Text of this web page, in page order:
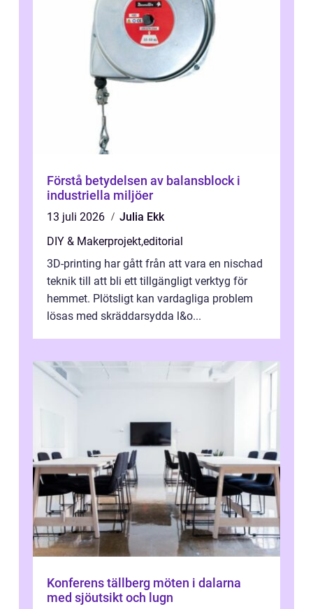
Förstå betydelsen av balansblock i
industriella miljöer
13 juli 2026
Julia Ekk
DIY & Makerprojekt,editorial
3D-printing har gått från att vara en nischad
teknik till att bli ett tillgängligt verktyg för
hemmet. Plötsligt kan vardagliga problem
lösas med skräddarsydda l&o...
Konferens tällberg möten i dalarna
med sjöutsikt och lugn